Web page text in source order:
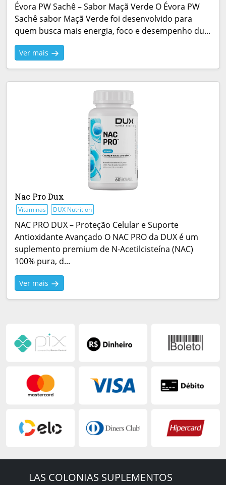
Évora PW Sachê – Sabor Maçã Verde O Évora PW
Sachê sabor Maçã Verde foi desenvolvido para
quem busca mais energia, foco e desempenho du...
Ver mais
Nac Pro Dux
Vitaminas DUX Nutrition
NAC PRO DUX – Proteção Celular e Suporte
Antioxidante Avançado O NAC PRO da DUX é um
suplemento premium de N-Acetilcisteína (NAC)
100% pura, d...
Ver mais
LAS COLONIAS SUPLEMENTOS